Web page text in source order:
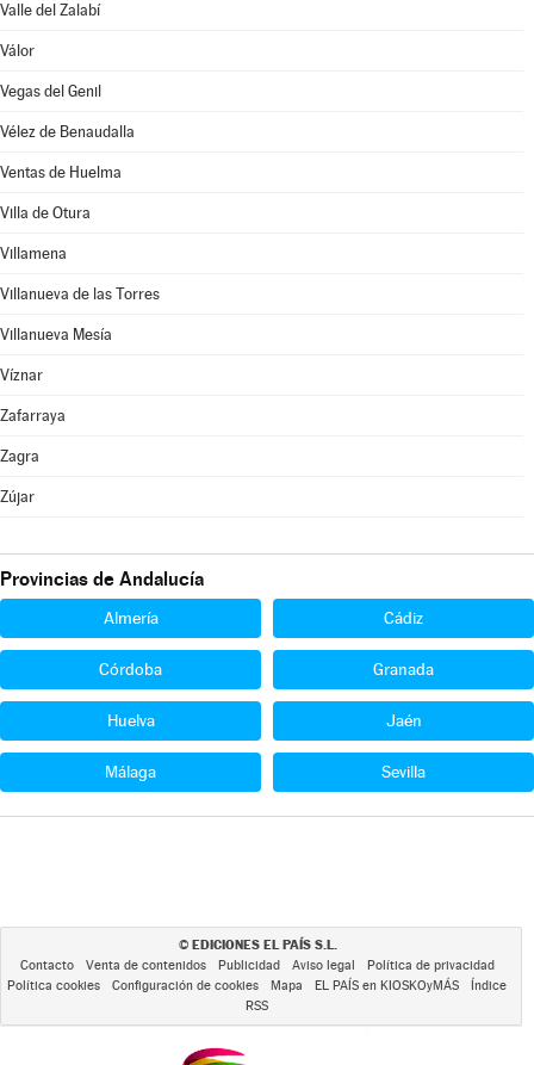
Valle del Zalabí
Válor
Vegas del Genil
Vélez de Benaudalla
Ventas de Huelma
Villa de Otura
Villamena
Villanueva de las Torres
Villanueva Mesía
Víznar
Zafarraya
Zagra
Zújar
Provincias de Andalucía
Almería Cádiz
Córdoba Granada
Huelva Jaén
Málaga Sevilla
© EDICIONES EL PAÍS S.L.
Contacto Venta de contenidos Publicidad Aviso legal
Política de privacidad
Política cookies
Configuración de cookies Mapa EL PAÍS en KIOSKOyMÁS
Índice
RSS